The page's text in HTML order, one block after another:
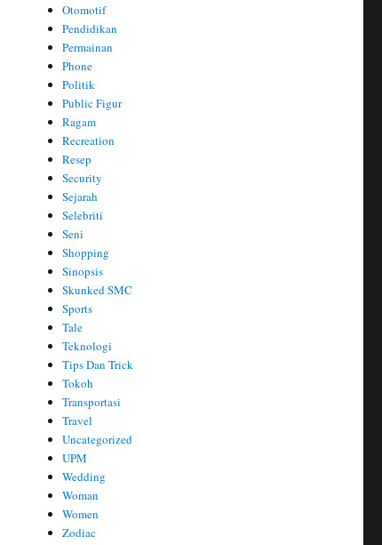
Otomotif
Pendidikan
Permainan
Phone
Politik
Public Figur
Ragam
Recreation
Resep
Security
Sejarah
Selebriti
Seni
Shopping
Sinopsis
Skunked SMC
Sports
Tale
Teknologi
Tips Dan Trick
Tokoh
Transportasi
Travel
Uncategorized
UPM
Wedding
Woman
Women
Zodiac